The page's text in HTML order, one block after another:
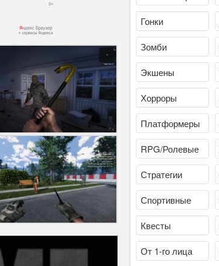
Гонки
Зомби
Экшены
Хорроры
Платформеры
RPG/Ролевые
Стратегии
Спортивные
Квесты
От 1-го лица